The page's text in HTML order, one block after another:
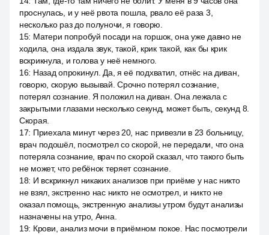
проснулась, и у неё рвота пошла, рвало её раза 3,
несколько раз до полуночи, я говорю.
15: Матери попробуй посади на горшок, она уже давно не
ходила, она издала звук, такой, крик такой, как бы крик
вскрикнула, и голова у неё немного.
16: Назад опрокинул. Да, я её подхватил, отнёс на диван,
говорю, скорую вызывай. Срочно потерял сознание,
потерял сознание. Я положил на диван. Она лежала с
закрытыми глазами несколько секунд, может быть, секунд 8.
Скорая.
17: Приехала минут через 20, нас привезли в 23 больницу,
врач подошёл, посмотрел со скорой, не передали, что она
потеряла сознание, врач по скорой сказал, что такого быть
не может, что ребёнок теряет сознание.
18: И вскрикнул никаких анализов при приёме у нас никто
не взял, экстренно нас никто не осмотрел, и никто не
оказал помощь, экстренную анализы утром будут анализы
назначены на утро, Анна.
19: Крови, анализ мочи в приёмном покое. Нас посмотрели